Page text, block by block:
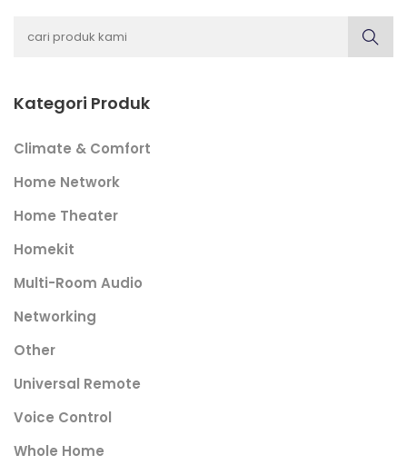
Kategori Produk
Climate & Comfort
Home Network
Home Theater
Homekit
Multi-Room Audio
Networking
Other
Universal Remote
Voice Control
Whole Home